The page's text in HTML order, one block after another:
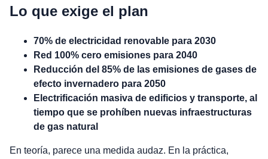
Lo que exige el plan
70% de electricidad renovable para 2030
Red 100% cero emisiones para 2040
Reducción del 85% de las emisiones de gases de
efecto invernadero para 2050
Electrificación masiva de edificios y transporte, al
tiempo que se prohíben nuevas infraestructuras
de gas natural
En teoría, parece una medida audaz. En la práctica,